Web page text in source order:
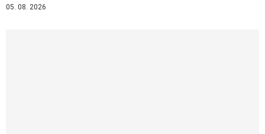
05. 08. 2026